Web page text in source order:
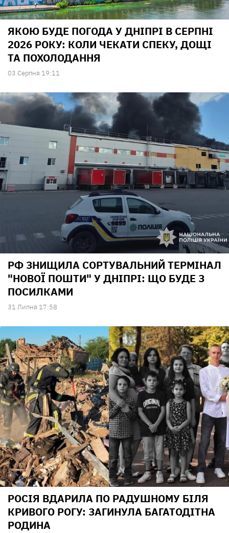
ЯКОЮ БУДЕ ПОГОДА У ДНІПРІ В СЕРПНІ
2026 РОКУ: КОЛИ ЧЕКАТИ СПЕКУ, ДОЩІ
ТА ПОХОЛОДАННЯ
03 Серпня 19:11
РФ ЗНИЩИЛА СОРТУВАЛЬНИЙ ТЕРМІНАЛ
"НОВОЇ ПОШТИ" У ДНІПРІ: ЩО БУДЕ З
ПОСИЛКАМИ
31 Липня 17:58
РОСІЯ ВДАРИЛА ПО РАДУШНОМУ БІЛЯ
КРИВОГО РОГУ: ЗАГИНУЛА БАГАТОДІТНА
РОДИНА